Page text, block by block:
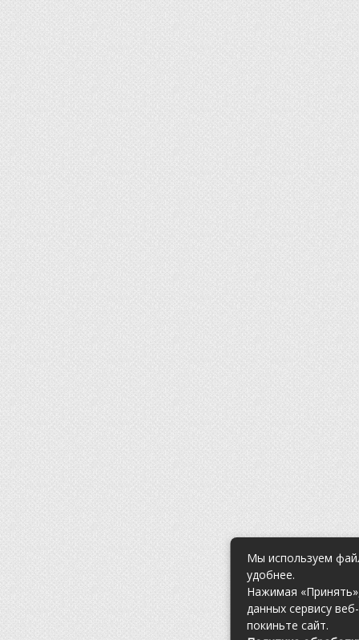
Мы используем
удобнее.
Нажимая
данных сервису
покиньте сайт.